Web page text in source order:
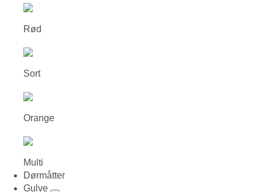
Rød
Sort
Orange
Multi
Dørmåtter
Gulve